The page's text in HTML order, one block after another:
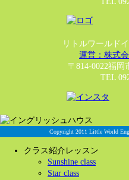
リトルワールド
運営：株式
〒814-0022福岡
TEL
Copyright 2011 Little World
クラス紹介レッスン
Sunshine class
Star class